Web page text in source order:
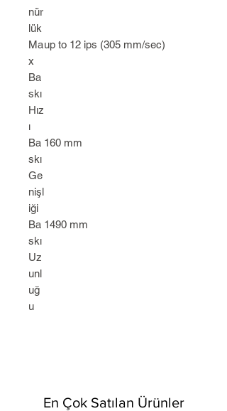
nür
lük
Ma
x
Ba
skı
Hız
ı
up to 12 ips (305 mm/sec)
Ba
skı
Ge
nişl
iği
160 mm
Ba
skı
Uz
unl
uğ
u
1490 mm
En Çok Satılan Ürünler